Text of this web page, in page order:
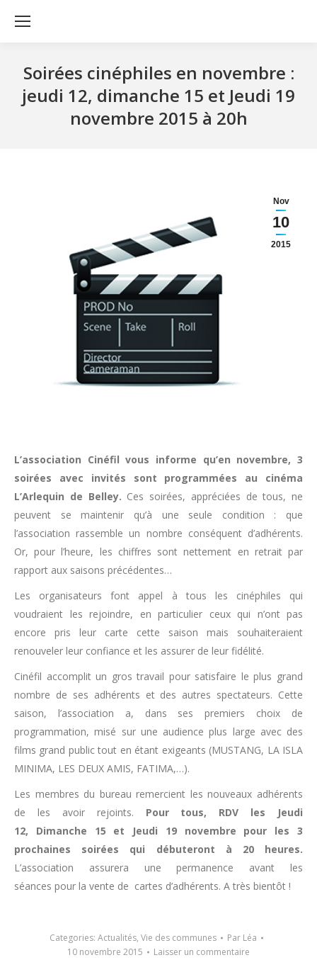
Soirées cinéphiles en novembre :
jeudi 12, dimanche 15 et Jeudi 19
novembre 2015 à 20h
Nov
10
2015
L’association Cinéfil vous informe qu’en novembre, 3
soirées avec invités sont programmées au cinéma
L’Arlequin de Belley. Ces soirées, appréciées de tous, ne
peuvent se maintenir qu’à une seule condition : que
l’association rassemble un nombre conséquent d’adhérents.
Or, pour l’heure, les chiffres sont nettement en retrait par
rapport aux saisons précédentes…
Les organisateurs font appel à tous les cinéphiles qui
voudraient les rejoindre, en particulier ceux qui n’ont pas
encore pris leur carte cette saison mais souhaiteraient
renouveler leur confiance et les assurer de leur fidélité.
Cinéfil accomplit un gros travail pour satisfaire le plus grand
nombre de ses adhérents et des autres spectateurs. Cette
saison, l’association a, dans ses premiers choix de
programmation, misé sur une audience plus large avec des
films grand public tout en étant exigeants (MUSTANG, LA ISLA
MINIMA, LES DEUX AMIS, FATIMA,…).
Les membres du bureau remercient les nouveaux adhérents
de les avoir rejoints. Pour tous, RDV les Jeudi
12, Dimanche 15 et Jeudi 19 novembre pour les 3
prochaines soirées qui débuteront à 20 heures.
L’association assurera une permanence avant les
séances pour la vente de cartes d’adhérents. A très bientôt !
Categories: Actualités, Vie des communes Par Léa
10 novembre 2015
Laisser un commentaire